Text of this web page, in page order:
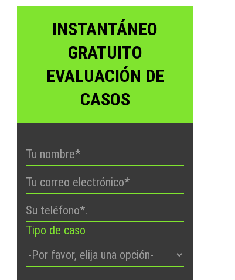
INSTANTÁNEO
GRATUITO
EVALUACIÓN DE
CASOS
Tipo de caso